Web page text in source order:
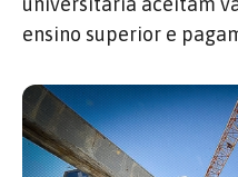
ensino superior e